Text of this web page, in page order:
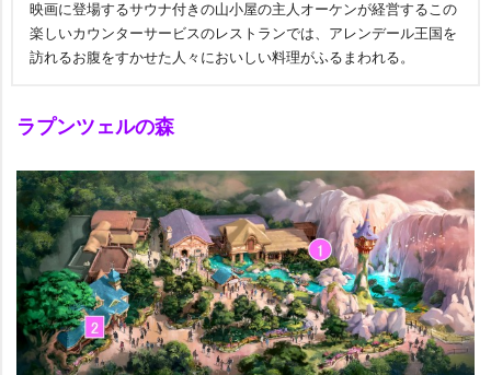
映画に登場するサウナ付きの山小屋の主人オーケンが経営するこの
楽しいカウンターサービスのレストランでは、アレンデール王国を
訪れるお腹をすかせた人々においしい料理がふるまわれる。
ラプンツェルの森